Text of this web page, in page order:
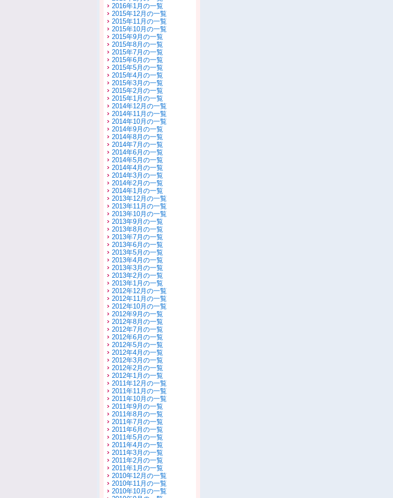
2016年1月の一覧
2015年12月の一覧
2015年11月の一覧
2015年10月の一覧
2015年9月の一覧
2015年8月の一覧
2015年7月の一覧
2015年6月の一覧
2015年5月の一覧
2015年4月の一覧
2015年3月の一覧
2015年2月の一覧
2015年1月の一覧
2014年12月の一覧
2014年11月の一覧
2014年10月の一覧
2014年9月の一覧
2014年8月の一覧
2014年7月の一覧
2014年6月の一覧
2014年5月の一覧
2014年4月の一覧
2014年3月の一覧
2014年2月の一覧
2014年1月の一覧
2013年12月の一覧
2013年11月の一覧
2013年10月の一覧
2013年9月の一覧
2013年8月の一覧
2013年7月の一覧
2013年6月の一覧
2013年5月の一覧
2013年4月の一覧
2013年3月の一覧
2013年2月の一覧
2013年1月の一覧
2012年12月の一覧
2012年11月の一覧
2012年10月の一覧
2012年9月の一覧
2012年8月の一覧
2012年7月の一覧
2012年6月の一覧
2012年5月の一覧
2012年4月の一覧
2012年3月の一覧
2012年2月の一覧
2012年1月の一覧
2011年12月の一覧
2011年11月の一覧
2011年10月の一覧
2011年9月の一覧
2011年8月の一覧
2011年7月の一覧
2011年6月の一覧
2011年5月の一覧
2011年4月の一覧
2011年3月の一覧
2011年2月の一覧
2011年1月の一覧
2010年12月の一覧
2010年11月の一覧
2010年10月の一覧